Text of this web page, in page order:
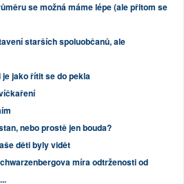
se možná máme lépe (ale přitom se
starších spoluobčanů, ale
jako řítit se do pekla
nebo prostě jen bouda?
děti byly vidět
míra odtrženosti od